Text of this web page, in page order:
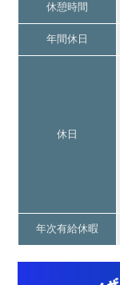
休憩時間
年間休日
休日
年次有給休暇